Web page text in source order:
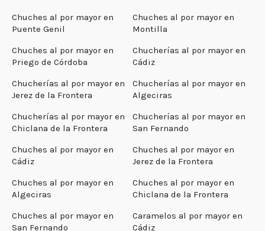
Chuches al por mayor en
Puente Genil
Chuches al por mayor en
Montilla
Chuches al por mayor en
Priego de Córdoba
Chucherías al por mayor en
Cádiz
Chucherías al por mayor en
Jerez de la Frontera
Chucherías al por mayor en
Algeciras
Chucherías al por mayor en
Chiclana de la Frontera
Chucherías al por mayor en
San Fernando
Chuches al por mayor en
Cádiz
Chuches al por mayor en
Jerez de la Frontera
Chuches al por mayor en
Algeciras
Chuches al por mayor en
Chiclana de la Frontera
Chuches al por mayor en
San Fernando
Caramelos al por mayor en
Cádiz